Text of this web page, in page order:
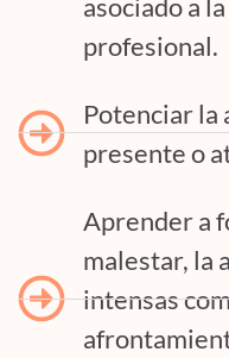
asociado a
profesional.
Potenciar la
presente o
Aprender a
malestar, la
intensas